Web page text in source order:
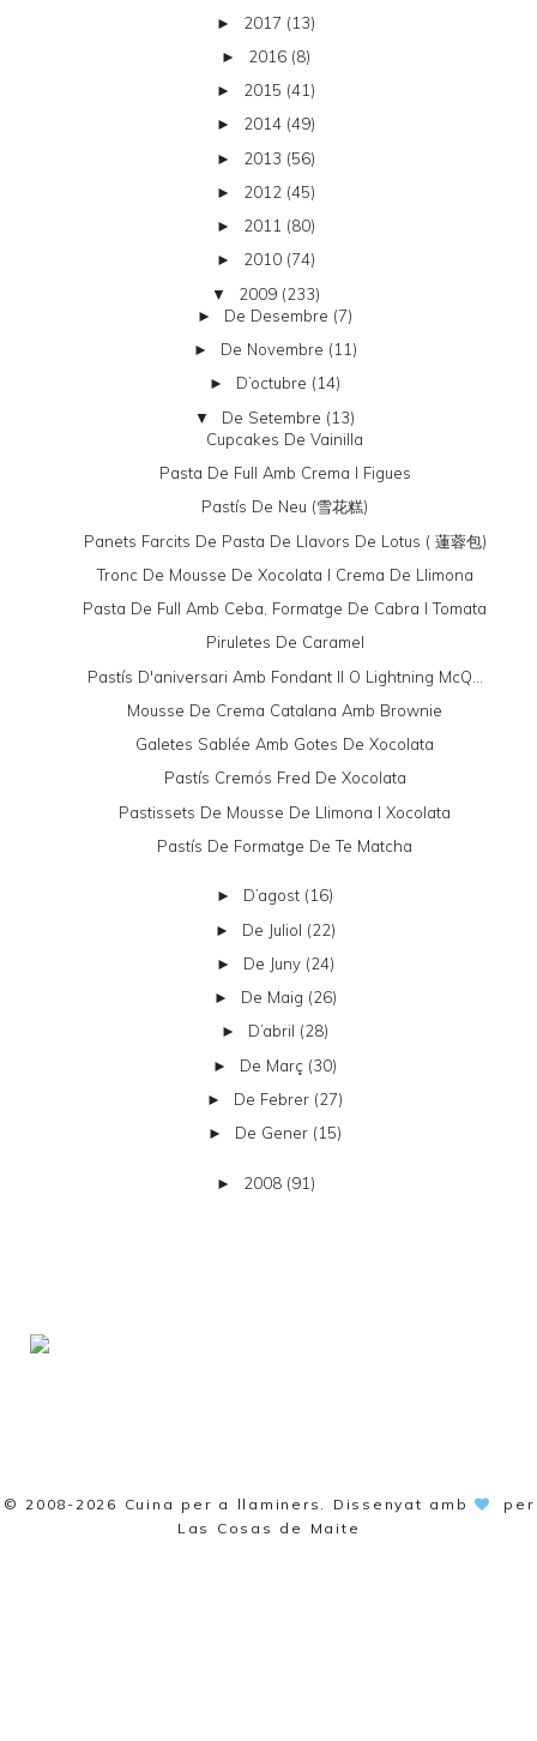
► 2017 (13)
► 2016 (8)
► 2015 (41)
► 2014 (49)
► 2013 (56)
► 2012 (45)
► 2011 (80)
► 2010 (74)
▼ 2009 (233)
► De Desembre (7)
► De Novembre (11)
► D’octubre (14)
▼ De Setembre (13)
Cupcakes De Vainilla
Pasta De Full Amb Crema I Figues
Pastís De Neu (雪花糕)
Panets Farcits De Pasta De Llavors De Lotus ( 蓮蓉包)
Tronc De Mousse De Xocolata I Crema De Llimona
Pasta De Full Amb Ceba, Formatge De Cabra I Tomata
Piruletes De Caramel
Pastís D'aniversari Amb Fondant II O Lightning McQ...
Mousse De Crema Catalana Amb Brownie
Galetes Sablée Amb Gotes De Xocolata
Pastís Cremós Fred De Xocolata
Pastissets De Mousse De Llimona I Xocolata
Pastís De Formatge De Te Matcha
► D’agost (16)
► De Juliol (22)
► De Juny (24)
► De Maig (26)
► D’abril (28)
► De Març (30)
► De Febrer (27)
► De Gener (15)
► 2008 (91)
© 2008-2026 Cuina per a llaminers . Dissenyat amb
per
Las Cosas de Maite